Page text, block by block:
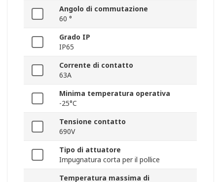
Angolo di commutazione
60 °
Grado IP
IP65
Corrente di contatto
63A
Minima temperatura operativa
-25°C
Tensione contatto
690V
Tipo di attuatore
Impugnatura corta per il pollice
Temperatura massima di